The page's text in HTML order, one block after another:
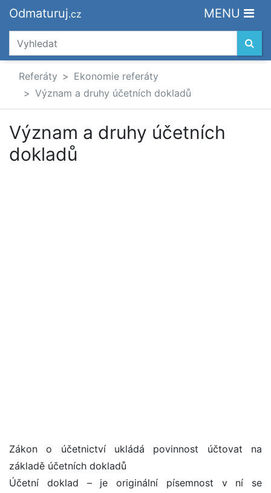
Odmaturuj.cz MENU
Referáty
Ekonomie referáty
Význam a druhy účetních dokladů
Význam a druhy účetních
dokladů
Zákon o účetnictví ukládá povinnost účtovat na
základě účetních dokladů
Účetní doklad – je originální písemnost v ní se